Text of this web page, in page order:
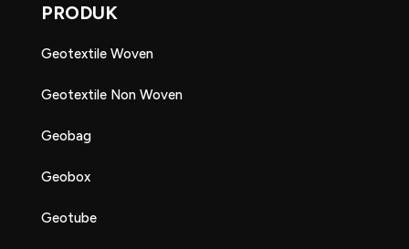
PRODUK
Geotextile Woven
Geotextile Non Woven
Geobag
Geobox
Geotube